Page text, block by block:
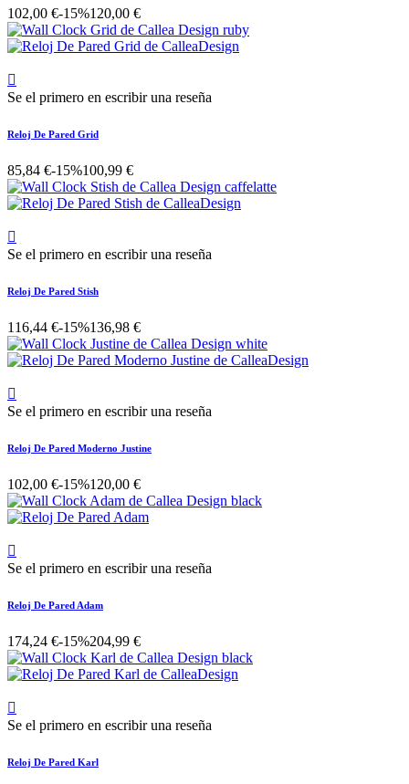
102,00 €-15%120,00 €

Se el primero en escribir una reseña
Reloj De Pared Grid
85,84 €-15%100,99 €

Se el primero en escribir una reseña
Reloj De Pared Stish
116,44 €-15%136,98 €

Se el primero en escribir una reseña
Reloj De Pared Moderno Justine
102,00 €-15%120,00 €

Se el primero en escribir una reseña
Reloj De Pared Adam
174,24 €-15%204,99 €

Se el primero en escribir una reseña
Reloj De Pared Karl